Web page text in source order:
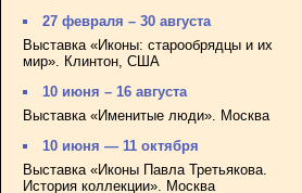
27 февраля – 30 августа
Выставка «Иконы: старообрядцы и их
мир». Клинтон, США
10 июня – 16 августа
Выставка «Именитые люди». Москва
10 июня — 11 октября
Выставка «Иконы Павла Третьякова.
История коллекции». Москва